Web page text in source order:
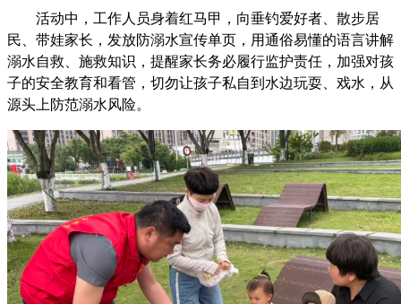
活动中 ， 工作人员身着红马甲，向垂钓爱好者、散步居
民、带娃家长，发放防溺水宣传单页 ， 用通俗易懂的语言讲解
溺水自救、施救知识，提醒家长务必履行监护责任，加强对孩
子的安全教育和看管，切勿让孩子私自到水边玩耍、戏水，从
源头上防范溺水风险。